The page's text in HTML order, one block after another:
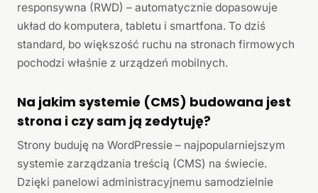
responsywna (RWD) – automatycznie dopasowuje
układ do komputera, tabletu i smartfona. To dziś
standard, bo większość ruchu na stronach firmowych
pochodzi właśnie z urządzeń mobilnych.
Na jakim systemie (CMS) budowana jest
strona i czy sam ją zedytuję?
Strony buduję na WordPressie – najpopularniejszym
systemie zarządzania treścią (CMS) na świecie.
Dzięki panelowi administracyjnemu samodzielnie